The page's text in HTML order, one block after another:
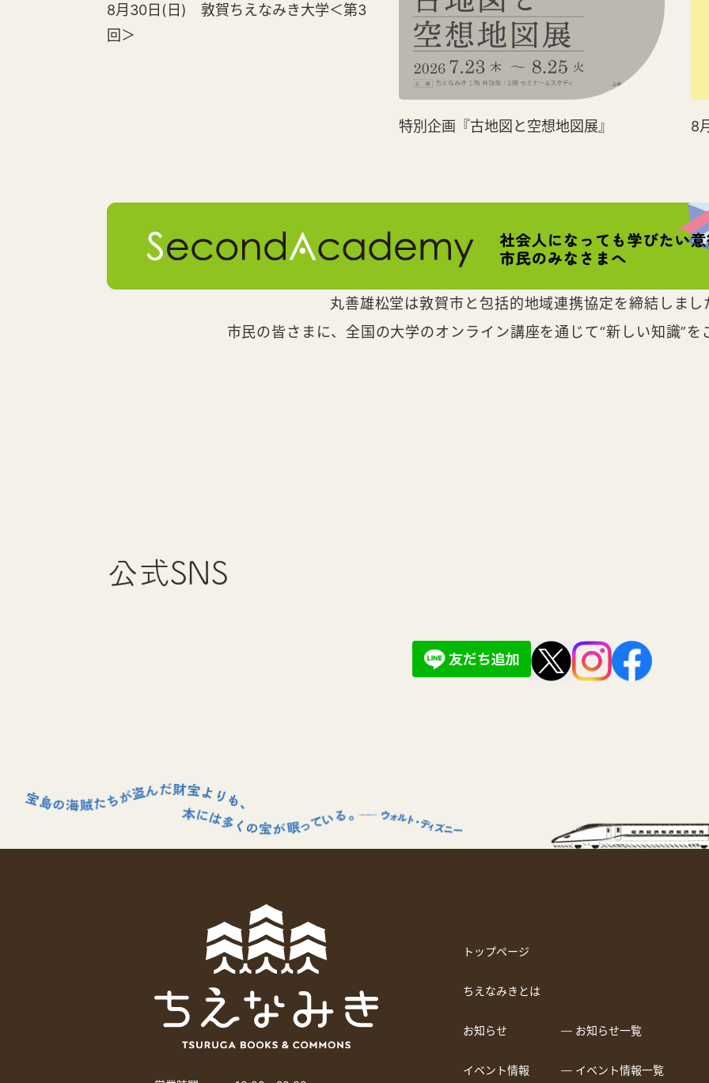
8月30日(日) 敦賀ちえなみき大学＜第3
回＞
特別企画『古地図と空想地図展』 8
丸善雄松堂は敦賀市と包括的地域連携協定を締結しまし
市民の皆さまに、全国の大学のオンライン講座を通じて“新しい知識”を
公式SNS
トップページ
ちえなみきとは
お知らせ ― お知らせ一覧
イベント情報 ― イベント情報一覧